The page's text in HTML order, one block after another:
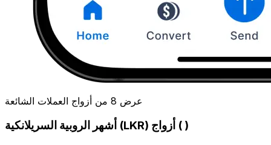
عرض 8 من أزواج العملات الشائعة
أشهر الروبية السريلانكية (LKR) أزواج ( )